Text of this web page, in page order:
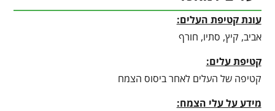
עונת קטיפת העלים:
אביב, קיץ, סתיו, חורף
קטיפת עלים:
קטיפה של העלים לאחר ביסוס הצמח
מידע על עלי הצמח: